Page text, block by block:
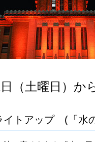
（土曜日）か
イトアップ (「水